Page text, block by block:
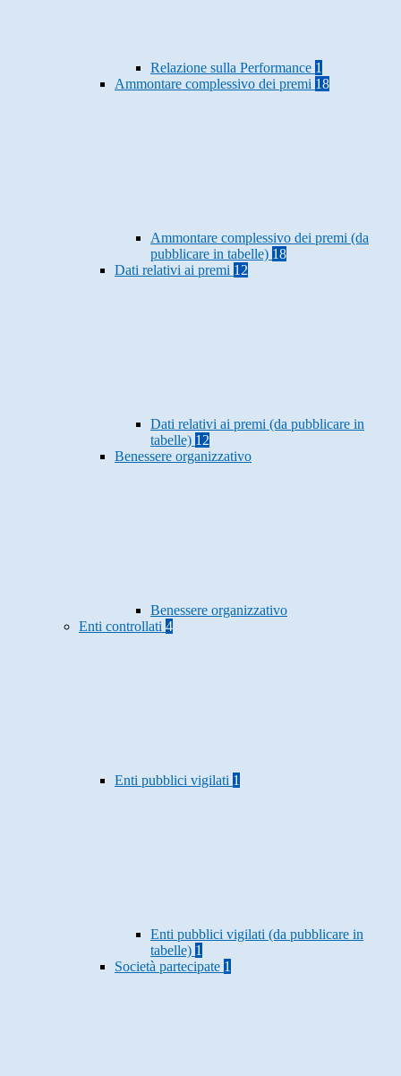
Relazione sulla Performance 1
Ammontare complessivo dei premi 18
Ammontare complessivo dei premi (da
pubblicare in tabelle) 18
Dati relativi ai premi 12
Dati relativi ai premi (da pubblicare in
tabelle) 12
Benessere organizzativo
Benessere organizzativo
Enti controllati 4
Enti pubblici vigilati 1
Enti pubblici vigilati (da pubblicare in
tabelle) 1
Società partecipate 1